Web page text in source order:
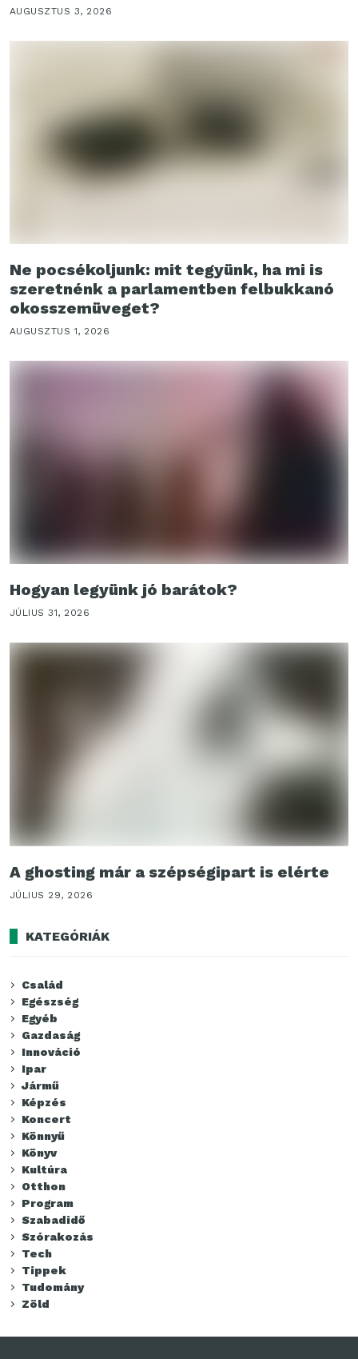
AUGUSZTUS 3, 2026
Ne pocsékoljunk: mit tegyünk, ha mi is
szeretnénk a parlamentben felbukkanó
okosszemüveget?
AUGUSZTUS 1, 2026
Hogyan legyünk jó barátok?
JÚLIUS 31, 2026
A ghosting már a szépségipart is elérte
JÚLIUS 29, 2026
KATEGÓRIÁK
Család
Egészség
Egyéb
Gazdaság
Innováció
Ipar
Jármű
Képzés
Koncert
Könnyű
Könyv
Kultúra
Otthon
Program
Szabadidő
Szórakozás
Tech
Tippek
Tudomány
Zöld